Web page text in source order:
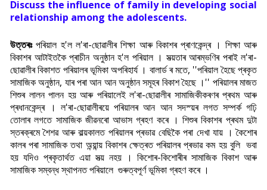
Discuss the influence of family in developing social
relationship among the adolescents.
উত্তৰঃ পৰিয়াল হ'ল ল'ৰা-ছোৱালীৰ শিক্ষা আৰু বিকাশৰ প্ৰাণকেন্দ্ৰ । শিক্ষা আৰু
বিকাশৰ আটাইতকৈ প্ৰাচীন অনুষ্ঠান হ'ল পৰিয়াল । সভ্য়তাৰ আৰম্ভণিৰ পৰাই ল'ৰা-
ছোৱালীৰ বিকাশত পৰিয়ালৰ ভূমিকা অপৰিহাৰ্য । বালাৰ্ড ৰ মতে, ''পৰিয়াল হৈছে প্ৰকৃত
সামাজিক অনুষ্ঠান, যাৰ পৰা আন আন অনুষ্ঠান সমূহৰ বিকাশ হৈছে ।'' পৰিয়ালৰ মাজত
শিশুৰ লালন পালন হয় আৰু পৰিয়ালেই ল'ৰা-ছোৱালীৰ সামাজিকীকৰণৰ প্ৰথম আৰু
প্ৰধানকেন্দ্ৰ । ল'ৰা-ছোৱালীৰয়ে পৰিয়ালৰ আন আন সদস্য়ৰ লগত সম্পৰ্ক গঢ়ি
তোলাৰ লগতে সামাজিক জীৱনৰো আভাস গ্ৰহণ কৰে । শিশুৰ বিকাশৰ প্ৰথম দুটা
স্তৰক্ৰমে শৈশৱ আৰু বাল্য়কালত পৰিয়ালৰ প্ৰভাৱ বেছিকৈ পৰা দেখা যায় । কৈশোৰ
কালৰ পৰা সামাজিক তথা অন্য়ান্য় বিকাশৰ ক্ষেত্ৰত পৰিয়ালৰ প্ৰভাৱ কম হয় বুলি ভবা
হয় যদিও প্ৰকৃতাৰ্থত এয়া সত্য় নহয় । কিশোৰ-কিশোৰীৰ সামাজিক বিকাশ আৰু
সামাজিক সম্বন্ধ স্থাপনত পৰিয়ালে গুৰুত্বপূৰ্ণ ভূমিকা গ্ৰহণ কৰে ।